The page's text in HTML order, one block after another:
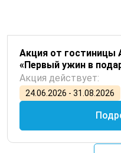
Акция от гостиницы
«Первый ужин в
Акция действует:
24.06.2026 - 31.08.2026